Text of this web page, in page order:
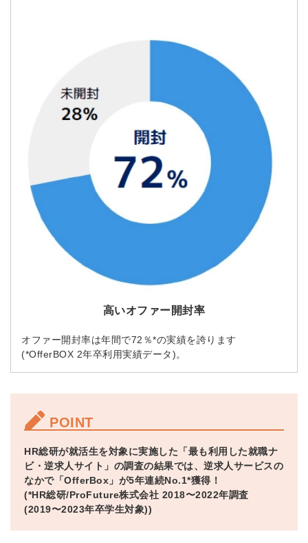
高いオファー開封率
オファー開封率は年間で72％*の実績を誇ります
(*OfferBOX 2年卒利用実績データ)。
POINT
HR総研が就活生を対象に実施した「最も利用した就職ナ
ビ・逆求人サイト」の調査の結果では、逆求人サービスの
なかで「OfferBox」が5年連続No.1*獲得！
(*HR総研/ProFuture株式会社 2018〜2022年調査
(2019〜2023年卒学生対象))